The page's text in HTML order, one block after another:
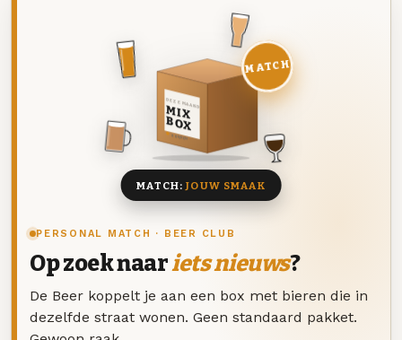
PERSONAL MATCH · BEER CLUB
Op zoek naariets nieuws?
De Beer koppelt je aan een box met bieren die in
dezelfde straat wonen. Geen standaard pakket.
DEZE MAAND
MIX
BOX
8 BIEREN
MATCH
MATCH:JOUW SMAAK